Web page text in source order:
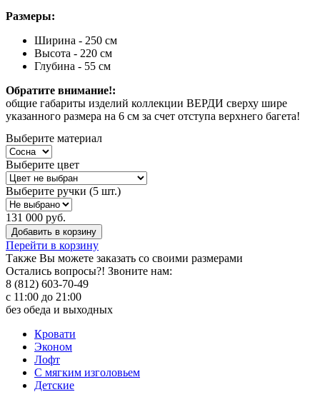
Размеры:
Ширина - 250 см
Высота - 220 см
Глубина - 55 см
Обратите внимание!:
общие габариты изделий коллекции ВЕРДИ сверху шире
указанного размера на 6 см за счет отступа верхнего багета!
Выберите материал
Выберите цвет
Выберите ручки (5 шт.)
131 000 руб.
Добавить в корзину
Перейти в корзину
Также Вы можете заказать со своими размерами
Остались вопросы?! Звоните нам:
8 (812) 603-70-49
с 11:00 до 21:00
без обеда и выходных
Кровати
Эконом
Лофт
С мягким изголовьем
Детские